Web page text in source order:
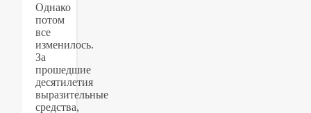
Однако
потом
все
изменилось.
За
прошедшие
десятилетия
выразительные
средства,